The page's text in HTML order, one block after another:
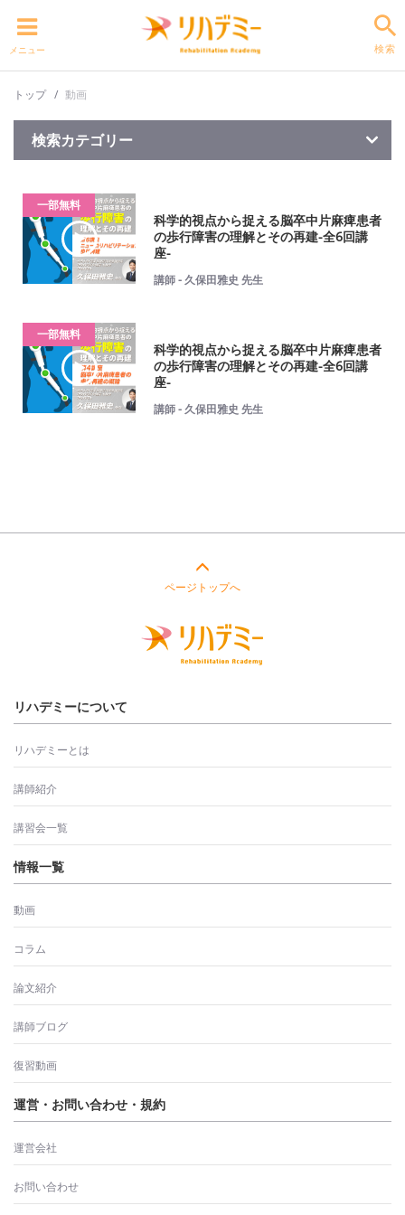
メニュー 検索
トップ 動画
検索カテゴリー
一部無料
科学的視点から捉える脳卒中片麻痺患者
の歩行障害の理解とその再建-全6回講
座-
講師 - 久保田雅史 先生
一部無料
科学的視点から捉える脳卒中片麻痺患者
の歩行障害の理解とその再建-全6回講
座-
講師 - 久保田雅史 先生
ページトップへ
リハデミーについて
リハデミーとは
講師紹介
講習会一覧
情報一覧
動画
コラム
論文紹介
講師ブログ
復習動画
運営・お問い合わせ・規約
運営会社
お問い合わせ